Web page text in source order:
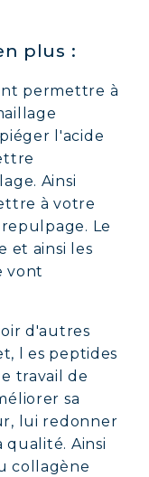
plus :
permettre à
l'acide
Ainsi
à votre
Le
et ainsi les
vont
d'autres
l es peptides
travail de
sa
lui redonner
qualité. Ainsi
collagène